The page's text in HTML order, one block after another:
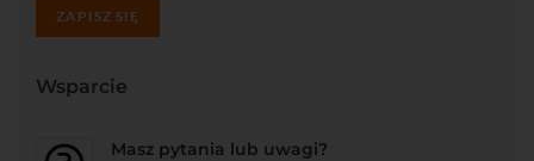
ZAPISZ SIĘ
Wsparcie
Masz pytania lub uwagi?